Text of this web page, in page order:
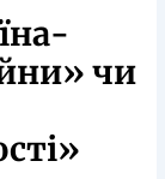
чи